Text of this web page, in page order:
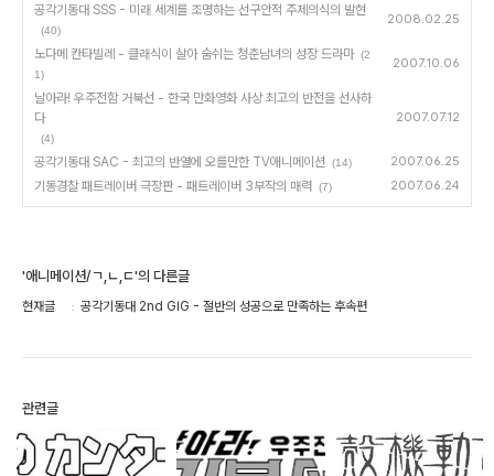
공각기동대 SSS - 미래 세계를 조명하는 선구안적 주제의식의 발현
(40)
2008.02.25
노다메 칸타빌레 - 클래식이 살아 숨쉬는 청춘남녀의 성장 드라마 (2
1)
2007.10.06
날아라! 우주전함 거북선 - 한국 만화영화 사상 최고의 반전을 선사하
다
(4)
2007.07.12
공각기동대 SAC - 최고의 반열에 오를만한 TV애니메이션 (14) 2007.06.25
기동경찰 패트레이버 극장판 - 패트레이버 3부작의 매력 (7) 2007.06.24
'애니메이션/ㄱ,ㄴ,ㄷ'의 다른글
현재글 공각기동대 2nd GIG - 절반의 성공으로 만족하는 후속편
관련글